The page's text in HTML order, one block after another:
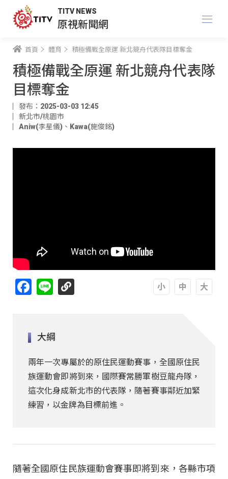
TITV NEWS
原視新聞網
首頁 體育 積極備戰全原運 新北競舟代表隊目標奪金
積極備戰全原運 新北競舟代表隊
目標奪金
發布：2025-03-03 12:45
新北市/桃園市
Aniw(李星儀) 、 Kawa(施俊銘)
Facebook
Line
大綱
兩年一次專屬於的原住民運動賽事，全國原住民
族運動會即將到來，國際賽常勝軍樹豆龍舟隊，
這次化身成新北市的代表隊，隨著賽事鄰近加緊
練習，以金牌為目標前進。
隨著全國原住民族運動會賽事即將到來，各縣市項